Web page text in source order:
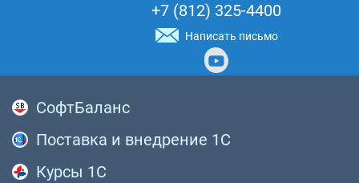
+7 (812) 325-4400
Написать письмо
СофтБаланс
Поставка и внедрение 1С
Курсы 1С